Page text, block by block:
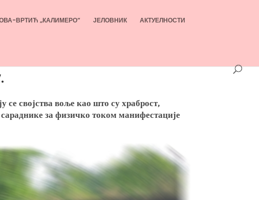
ВРТИЋ „КАЛИМЕРО“ ЈЕЛОВНИК АКТУЕЛНОСТИ
својства воље као што су храброст,
за физичко током манифестације